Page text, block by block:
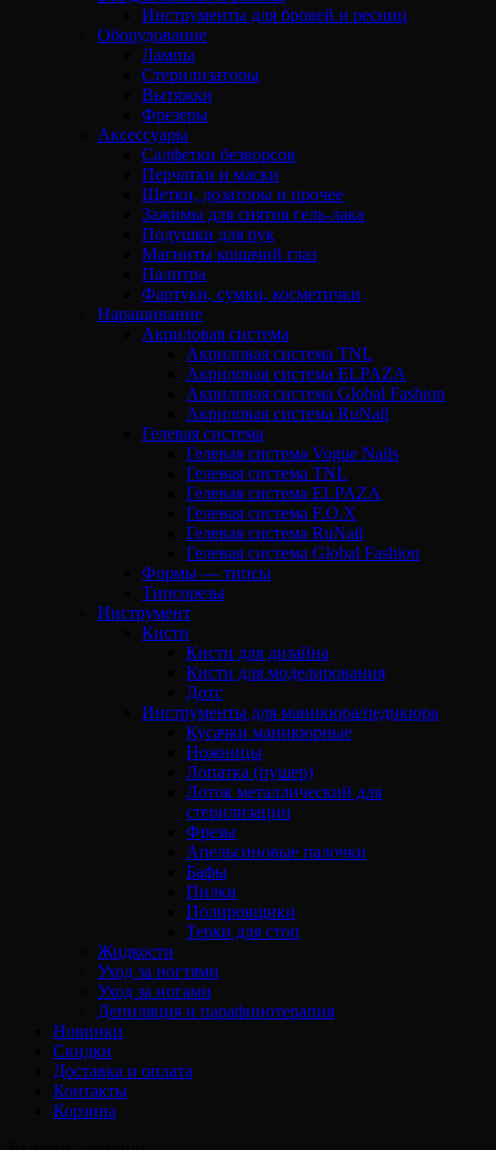
Инструменты для бровей и ресниц
Оборудование
Лампы
Стерилизаторы
Вытяжки
Фрезеры
Аксессуары
Салфетки безворсов
Перчатки и маски
Щетки, дозаторы и прочее
Зажимы для снятия гель-лака
Подушки для рук
Магниты кошачий глаз
Палитра
Фартуки, сумки, косметички
Наращивание
Акриловая система
Акриловая система TNL
Акриловая система ELPAZA
Акриловая система Global Fashion
Акриловая система RuNail
Гелевая система
Гелевая система Vogue Nails
Гелевая система TNL
Гелевая система ELPAZA
Гелевая система F.O.X
Гелевая система RuNail
Гелевая система Global Fashion
Формы — типсы
Типсорезы
Инструмент
Кисти
Кисти для дизайна
Кисти для моделирования
Дотс
Инструменты для маникюра/педикюра
Кусачки маникюрные
Ножницы
Лопатка (пушер)
Лоток металлический для
стерилизации
Фрезы
Апельсиновые палочки
Бафы
Пилки
Полировщики
Терки для стоп
Жидкости
Уход за ногтями
Уход за ногами
Депиляция и парафинотерапия
Новинки
Скидки
Доставка и оплата
Контакты
Корзина